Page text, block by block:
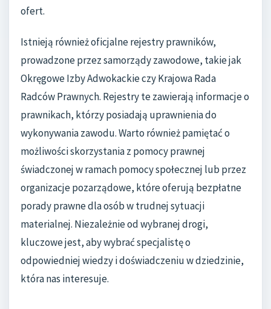
ofert.
Istnieją również oficjalne rejestry prawników,
prowadzone przez samorządy zawodowe, takie jak
Okręgowe Izby Adwokackie czy Krajowa Rada
Radców Prawnych. Rejestry te zawierają informacje o
prawnikach, którzy posiadają uprawnienia do
wykonywania zawodu. Warto również pamiętać o
możliwości skorzystania z pomocy prawnej
świadczonej w ramach pomocy społecznej lub przez
organizacje pozarządowe, które oferują bezpłatne
porady prawne dla osób w trudnej sytuacji
materialnej. Niezależnie od wybranej drogi,
kluczowe jest, aby wybrać specjalistę o
odpowiedniej wiedzy i doświadczeniu w dziedzinie,
która nas interesuje.